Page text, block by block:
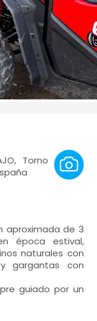
Torno
aproximada de 3
época estival,
naturales con
gargantas con
guiado por un